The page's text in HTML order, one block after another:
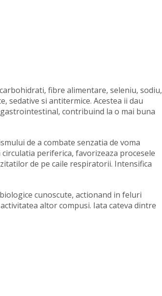
fibre alimentare, seleniu, sodiu,
sedative si antitermice. Acestea ii dau
contribuind la o mai buna
de a combate senzatia de voma
periferica, favorizeaza procesele
de pe caile respiratorii. Intensifica
cunoscute, actionand in feluri
altor compusi. Iata cateva dintre